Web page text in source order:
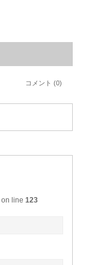
コメント (0)
on line123